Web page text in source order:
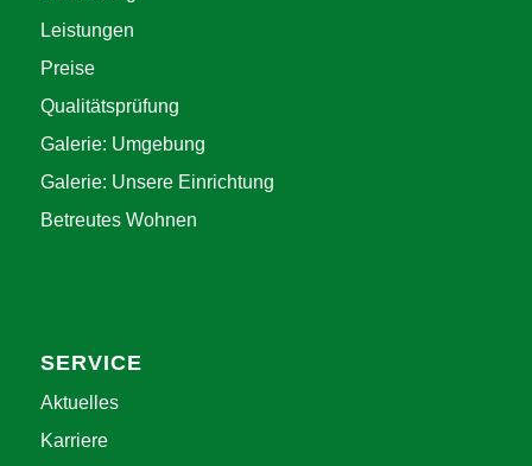
Leistungen
Preise
Qualitätsprüfung
Galerie: Umgebung
Galerie: Unsere Einrichtung
Betreutes Wohnen
SERVICE
Aktuelles
Karriere